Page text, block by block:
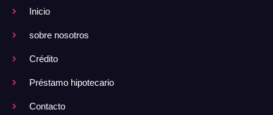
Inicio
sobre nosotros
Crédito
Préstamo hipotecario
Contacto